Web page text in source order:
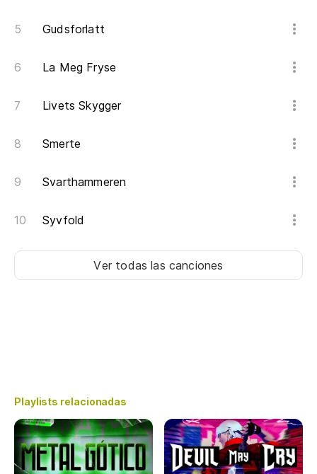
Gudsforlatt
La Meg Fryse
Livets Skygger
Smerte
Svarthammeren
Syvfold
Ver todas las canciones
Playlists relacionadas